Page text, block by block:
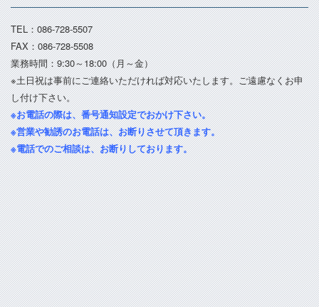
TEL：086-728-5507
FAX：086-728-5508
業務時間：9:30～18:00（月～金）
※土日祝は事前にご連絡いただければ対応いたします。ご遠慮なくお申
し付け下さい。
※お電話の際は、番号通知設定でおかけ下さい。
※営業や勧誘のお電話は、お断りさせて頂きます。
※電話でのご相談は、お断りしております。